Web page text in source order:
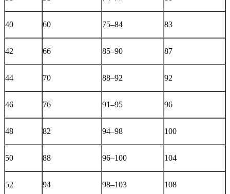
40 60 75–84 83
42 66 85–90 87
44 70 88–92 92
46 76 91–95 96
48 82 94–98 100
50 88 96–100 104
52 94 98–103 108